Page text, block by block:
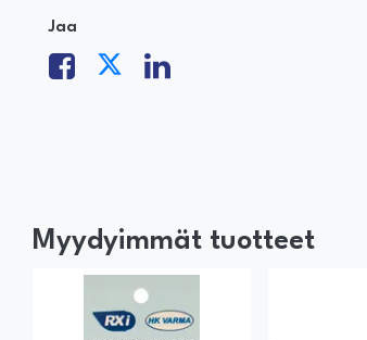
Jaa
Myydyimmät tuotteet